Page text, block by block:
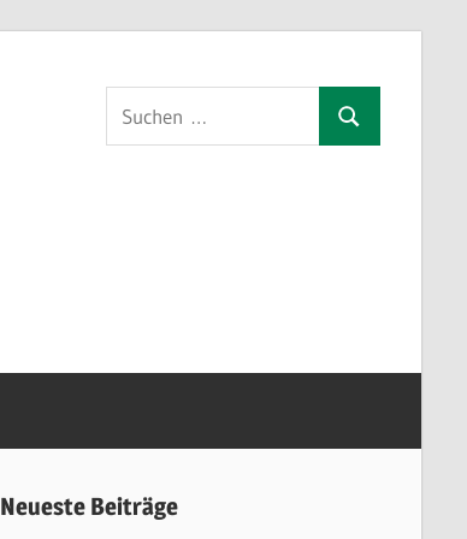
Suchen
nach:
Suchen
Neueste Beiträge